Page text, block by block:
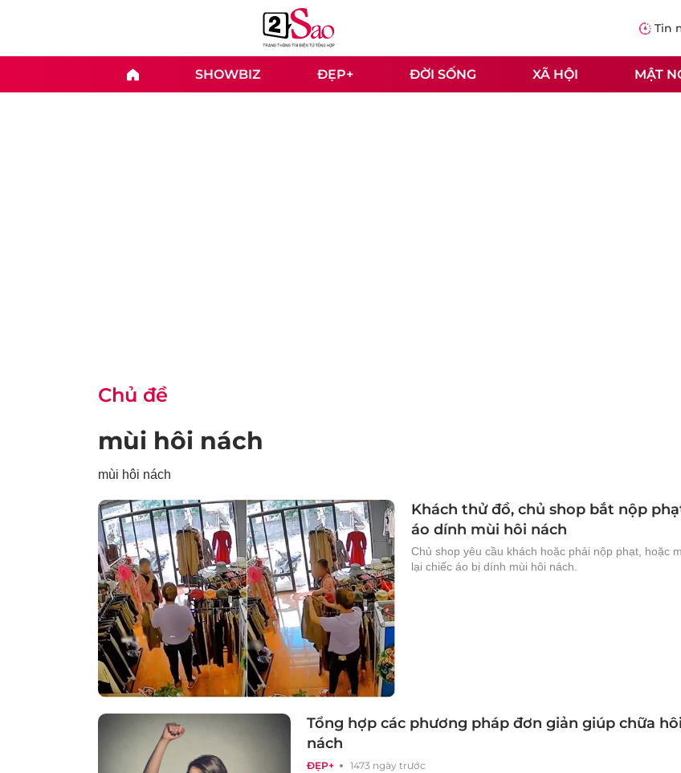
Tin
SHOWBIZ ĐẸP+ ĐỜI SỐNG XÃ HỘI MẬT
Chủ đề
mùi hôi nách
mùi hôi nách
Khách thử đồ, chủ shop bắt nộp
áo dính mùi hôi nách
Chủ shop yêu cầu khách hoặc phải nộp phạt, hoặc
lại chiếc áo bị dính mùi hôi nách.
ĐẸP+ 1473 ngày trước
Tổng hợp các phương pháp đơn giản giúp chữa hôi
nách